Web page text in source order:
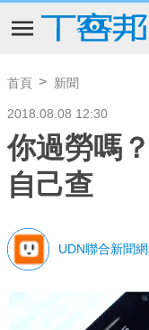
首頁 新聞
2018.08.08 12:30
你過勞嗎
自己查
UDN聯合新聞網